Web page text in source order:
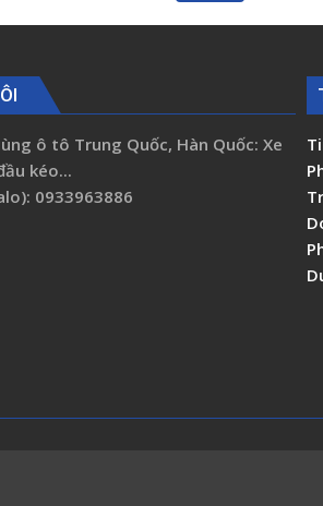
FLD490
ô tô Trung Quốc, Hàn Quốc: Xe
kéo...
0933963886